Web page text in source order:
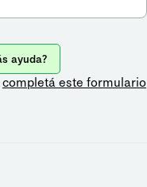
ayuda?
completá este formulario